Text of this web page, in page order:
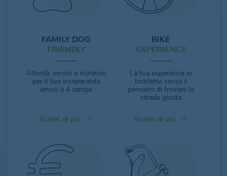
FAMILY DOG
FRIENDLY
Attività, servizi e iniziative
per il tuo inseparabile
amico a 4 zampe
Scopri di più
BIKE
EXPERIENCE
La tua esperienza in
bicicletta senza il
pensiero di trovare la
strada giusta
Scopri di più